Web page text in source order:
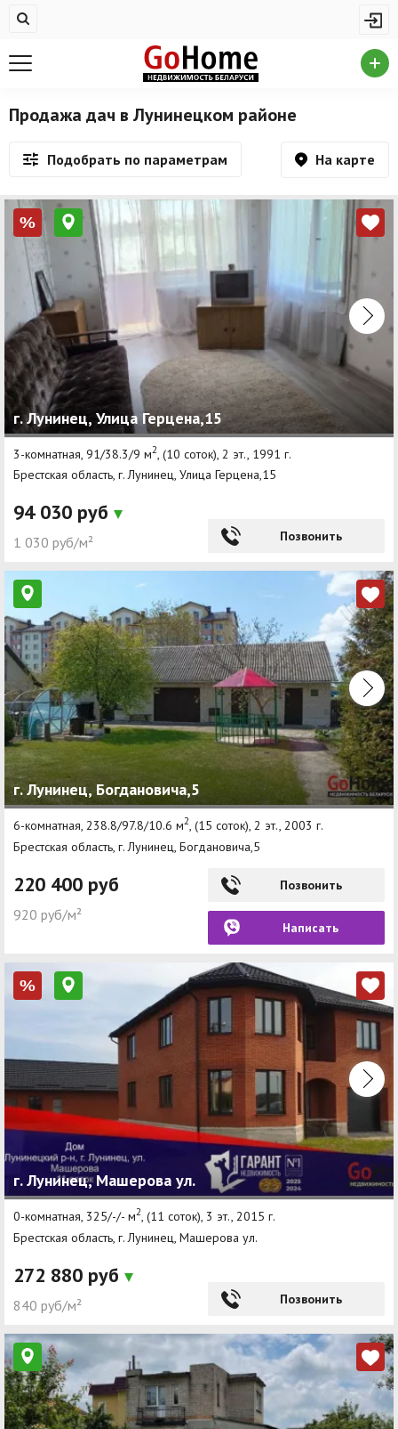
Купить квартиру
Новостройки
Дома/коттеджи/участки
Комерческая недвижимость
Продажа коммерческой недвижимости
Аренда коммерческой недвижимости
Другие разделы
Новости
Агентства
Ремонт квартир
Способы оплаты
Реклама на сайте
Продажа дач в Лунинецком районе
Подобрать по параметрам На карте
%
г. Лунинец, Улица Герцена,15
3-комнатная, 91/38.3/9 м2 , (10 соток), 2 эт., 1991 г.
Брестская область, г. Лунинец, Улица Герцена,15
94 030 руб
1 030 руб/м² Позвонить
г. Лунинец, Богдановича,5
6-комнатная, 238.8/97.8/10.6 м2, (15 соток), 2 эт., 2003 г.
Брестская область, г. Лунинец, Богдановича,5
220 400 руб
920 руб/м²
Позвонить
Написать
%
г. Лунинец, Машерова ул.
0-комнатная, 325/-/- м2, (11 соток), 3 эт., 2015 г.
Брестская область, г. Лунинец, Машерова ул.
272 880 руб
840 руб/м² Позвонить